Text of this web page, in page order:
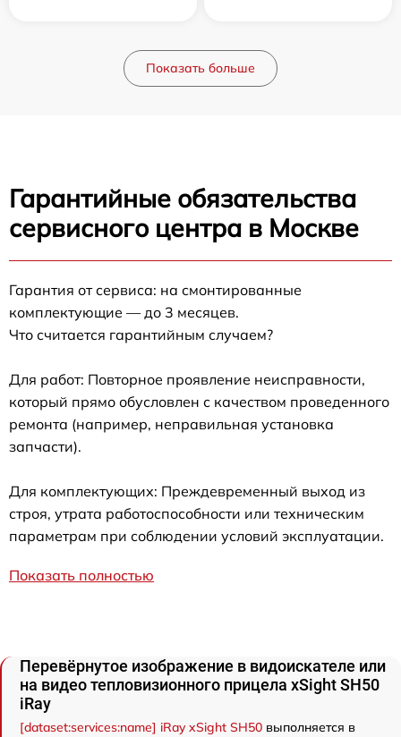
Показать больше
Гарантийные обязательства
сервисного центра в Москве
Гарантия от сервиса: на смонтированные
комплектующие — до 3 месяцев.
Что считается гарантийным случаем?
Для работ: Повторное проявление неисправности,
который прямо обусловлен с качеством проведенного
ремонта (например, неправильная установка
запчасти).
Для комплектующих: Преждевременный выход из
строя, утрата работоспособности или техническим
параметрам при соблюдении условий эксплуатации.
Показать полностью
Перевёрнутое изображение в видоискателе или
на видео тепловизионного прицела xSight SH50
iRay
[dataset:services:name] iRay xSight SH50 выполняется в